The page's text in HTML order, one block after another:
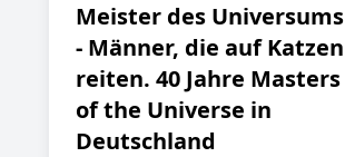
Meister des Universums
- Männer, die auf Katzen
reiten. 40 Jahre Masters
of the Universe in
Deutschland